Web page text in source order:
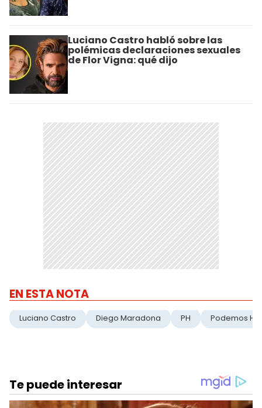
Luciano Castro habló sobre las
polémicas declaraciones sexuales
de Flor Vigna: qué dijo
EN ESTA NOTA
Luciano Castro Diego Maradona PH Podemos